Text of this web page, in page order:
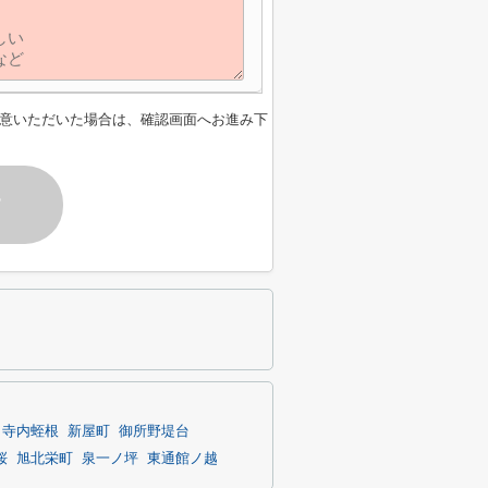
いただいた場合は、確認画面へお進み下
寺内蛭根 新屋町
御所野堤台
旭北栄町 泉一ノ坪 東通館ノ越